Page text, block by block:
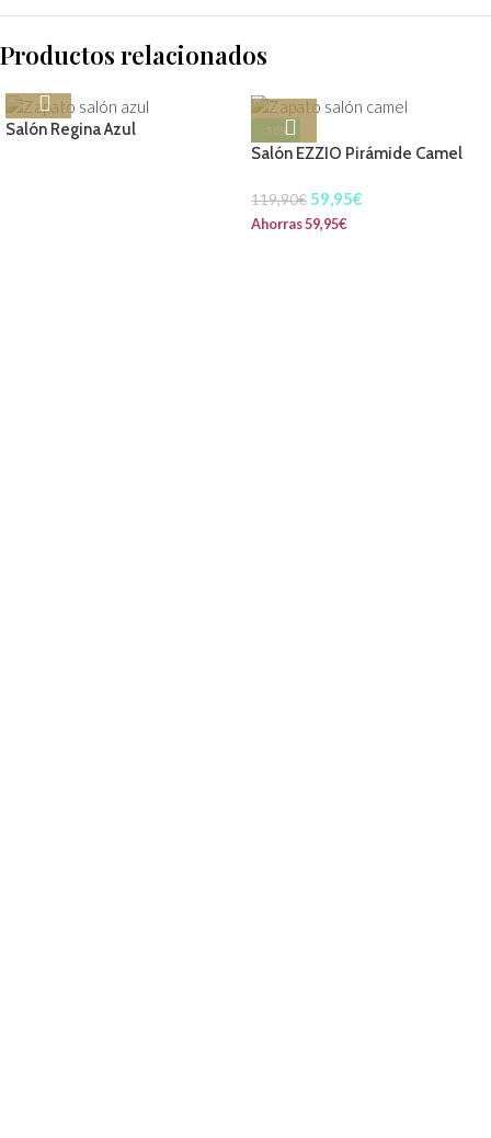
Productos relacionados
Salón Regina Azul -50%
Salón EZZIO Pirámide Camel
119,90€ 59,95€
Ahorras59,95€